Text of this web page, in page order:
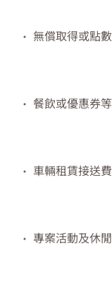
無償取得或點
餐飲或優惠券
車輛租賃接送
專案活動及休